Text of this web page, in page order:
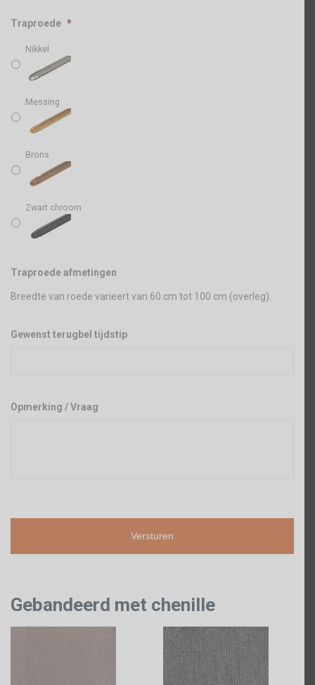
Traproede *
Nikkel
Messing
Brons
Zwart chroom
Traproede afmetingen
Breedte van roede varieert van 60 cm tot 100 cm (overleg).
Gewenst terugbel tijdstip
Opmerking / Vraag
Gebandeerd met chenille